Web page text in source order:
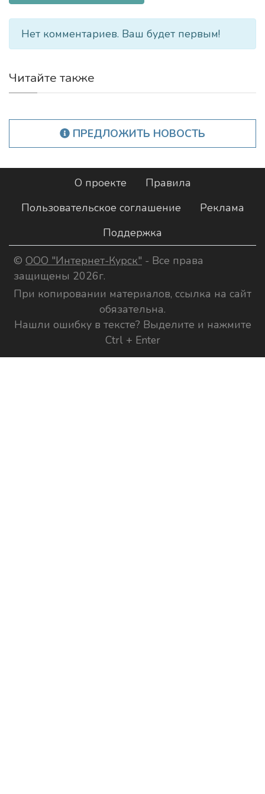
Нет комментариев. Ваш будет первым!
Читайте также
ПРЕДЛОЖИТЬ НОВОСТЬ
О проекте
Правила
Пользовательское соглашение
Реклама
Поддержка
© ООО "Интернет-Курск" - Все права
защищены 2026г.
При копировании материалов, ссылка на сайт
обязательна.
Нашли ошибку в тексте? Выделите и нажмите
Ctrl + Enter